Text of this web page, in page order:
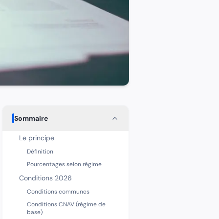
Sommaire
Le principe
Définition
Pourcentages selon régime
Conditions 2026
Conditions communes
Conditions CNAV (régime de
base)